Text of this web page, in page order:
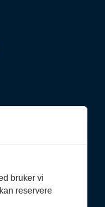
bruker vi
reservere